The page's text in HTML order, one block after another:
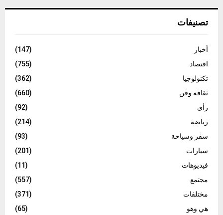
تصنيفات
أخبار
(147)
اقتصاد
(755)
تكنولوجيا
(362)
ثقافة وفن
(660)
رأي
(92)
رياضة
(214)
سفر وسياحة
(93)
سيارات
(201)
فيديوهات
(11)
مجتمع
(557)
مختلفات
(371)
هي وهو
(65)